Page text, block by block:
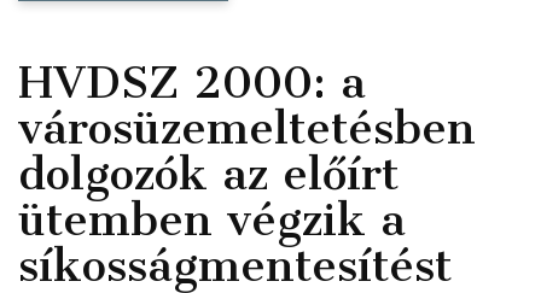
HVDSZ 2000: a
városüzemeltetésben
dolgozók az előírt
ütemben végzik a
síkosságmentesítést